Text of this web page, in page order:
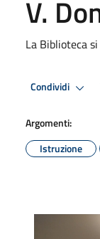
V.
La Biblioteca
Condividi
Argomenti:
Istruzione